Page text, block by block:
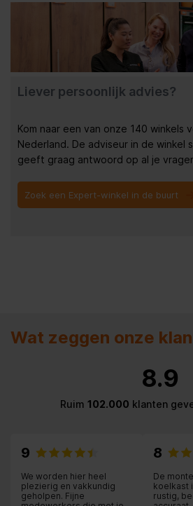
Liever persoonlijk advies?
Kom naar een van onze 140 winkels
Nederland. De adviseur in de winkel
geeft graag antwoord op al je
Zoek een Expert-winkel in de buurt
Wat zeggen onze
8.9
Ruim 102.000 klanten
9
We worden hier heel
plezierig en vakkundig
geholpen. Fijne
8
De
koelkast
rustig,